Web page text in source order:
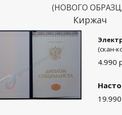
(НОВОГО
Киржач
(скан-
4.990
19.990